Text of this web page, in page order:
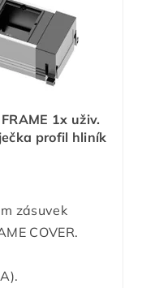
1x uživ.
profil hliník
zásuvek
COVER.